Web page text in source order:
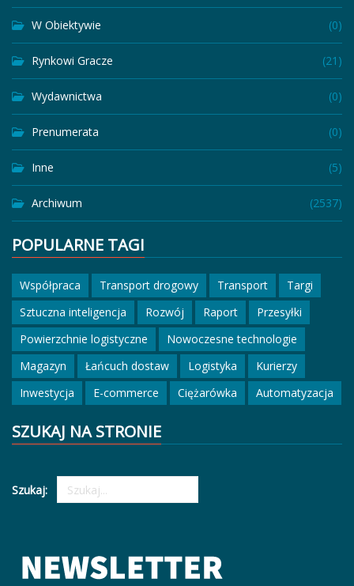
W Obiektywie (0)
Rynkowi Gracze (21)
Wydawnictwa (0)
Prenumerata (0)
Inne (5)
Archiwum (2537)
POPULARNE TAGI
Współpraca Transport drogowy Transport
Targi
Sztuczna inteligencja
Rozwój Raport
Przesyłki
Powierzchnie logistyczne
Nowoczesne technologie
Magazyn
Łańcuch dostaw Logistyka
Kurierzy
Inwestycja
E-commerce Ciężarówka Automatyzacja
SZUKAJ NA STRONIE
Szukaj: